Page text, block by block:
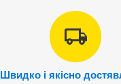
Швидко і якісно